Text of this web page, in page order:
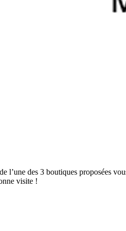
l’une des 3 boutiques proposées
visite !